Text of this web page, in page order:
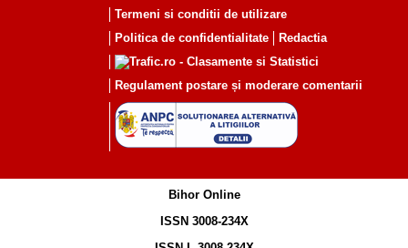
Termeni si conditii de utilizare
Politica de confidentialitate
Redactia
Regulament postare și moderare comentarii
Bihor Online
ISSN 3008-234X